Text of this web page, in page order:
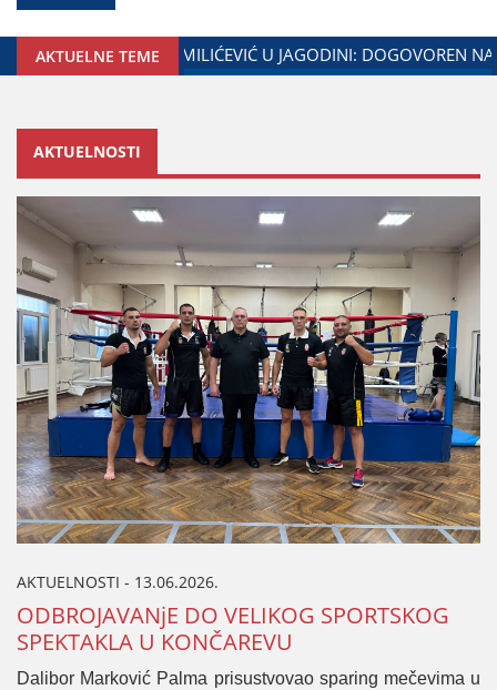
AKTUELNE TEME
GRADA ЈAGODINE I MINISTARSTVA ZADUŽENOG ZA
AKTUELNOSTI
AKTUELNOSTI - 13.06.2026.
ODBROЈAVANjE DO VELIKOG SPORTSKOG
SPEKTAKLA U KONČAREVU
Dalibor Marković Palma prisustvovao sparing mečevima u